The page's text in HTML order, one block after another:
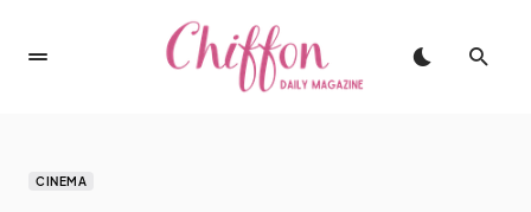
CINEMA